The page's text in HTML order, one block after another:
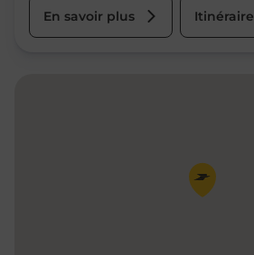
En savoir plus Itinéraire
Pin de la carte